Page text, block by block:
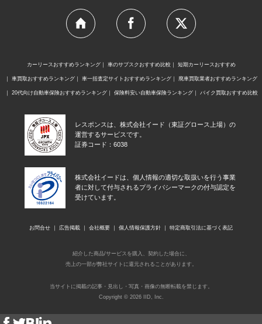
カーリースおすすめランキング 車のサブスクおすすめ比較 短期カーリースおすすめ
車買取おすすめランキング 車一括査定サイトおすすめランキング 廃車買取業者おすすめランキング
20代向け自動車保険おすすめランキング 保険料安い自動車保険ランキング バイク買取おすすめ比較
レスポンスは、株式会社イード（東証グロース上場）の
運営するサービスです。
証券コード：6038
株式会社イードは、個人情報の適切な取扱いを行う事業
者に対して付与されるプライバシーマークの付与認定を
受けています。
お問合せ 広告掲載 会社概要 個人情報保護方針 特定商取引法に基づく表記
紹介した商品/サービスを購入、契約した場合に、
売上の一部が弊社サイトに還元されることがあります。
当サイトに掲載の記事・見出し・写真・画像の無断転載を禁じます。
Copyright © 2026 IID, Inc.